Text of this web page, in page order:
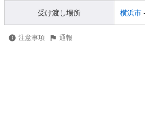
受け渡し場所 横浜市
注意事項 通報